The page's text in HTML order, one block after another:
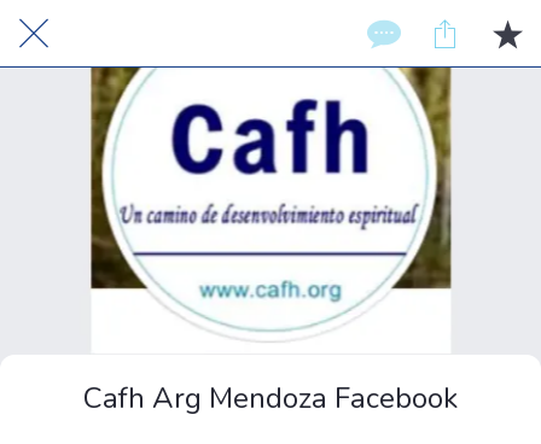
Cafh Arg Mendoza Facebook